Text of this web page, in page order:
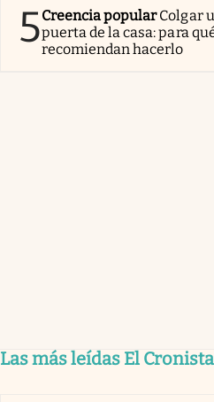
5Creencia popularColgar
puerta de la casa: para
recomiendan hacerlo
Las más leídas El